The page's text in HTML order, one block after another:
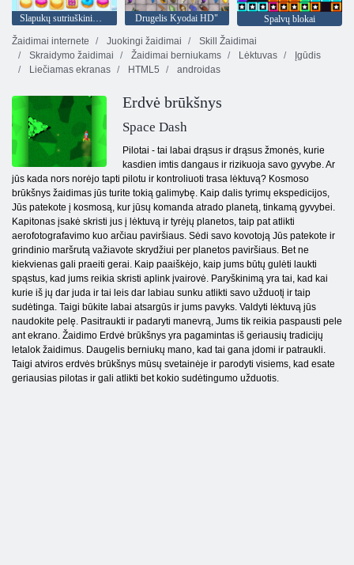
Slapukų sutriuškinimas 2 Drugelis Kyodai HD"
Spalvų blokai
Žaidimai internete
Juokingi žaidimai
Skill Žaidimai
Skraidymo žaidimai
Žaidimai berniukams Lėktuvas
Įgūdis
Liečiamas ekranas
HTML5 androidas
Erdvė brūkšnys
Space Dash
Pilotai - tai labai drąsus ir drąsus žmonės, kurie
kasdien imtis dangaus ir rizikuoja savo gyvybe. Ar
jūs kada nors norėjo tapti pilotu ir kontroliuoti trasa lėktuvą? Kosmoso
brūkšnys žaidimas jūs turite tokią galimybę. Kaip dalis tyrimų ekspedicijos,
Jūs patekote į kosmosą, kur jūsų komanda atrado planetą, tinkamą gyvybei.
Kapitonas įsakė skristi jus į lėktuvą ir tyrėjų planetos, taip pat atlikti
aerofotografavimo kuo arčiau paviršiaus. Sėdi savo kovotoją Jūs patekote ir
grindinio maršrutą važiavote skrydžiui per planetos paviršiaus. Bet ne
kiekvienas gali praeiti gerai. Kaip paaiškėjo, kaip jums būtų gulėti laukti
spąstus, kad jums reikia skristi aplink įvairovė. Paryškinimą yra tai, kad kai
kurie iš jų dar juda ir tai leis dar labiau sunku atlikti savo užduotį ir taip
sudėtinga. Taigi būkite labai atsargūs ir jums pavyks. Valdyti lėktuvą jūs
naudokite pelę. Pasitraukti ir padaryti manevrą, Jums tik reikia paspausti pele
ant ekrano. Žaidimo Erdvė brūkšnys yra pagamintas iš geriausių tradicijų
letalok žaidimus. Daugelis berniukų mano, kad tai gana įdomi ir patraukli.
Taigi atviros erdvės brūkšnys mūsų svetainėje ir parodyti visiems, kad esate
geriausias pilotas ir gali atlikti bet kokio sudėtingumo užduotis.